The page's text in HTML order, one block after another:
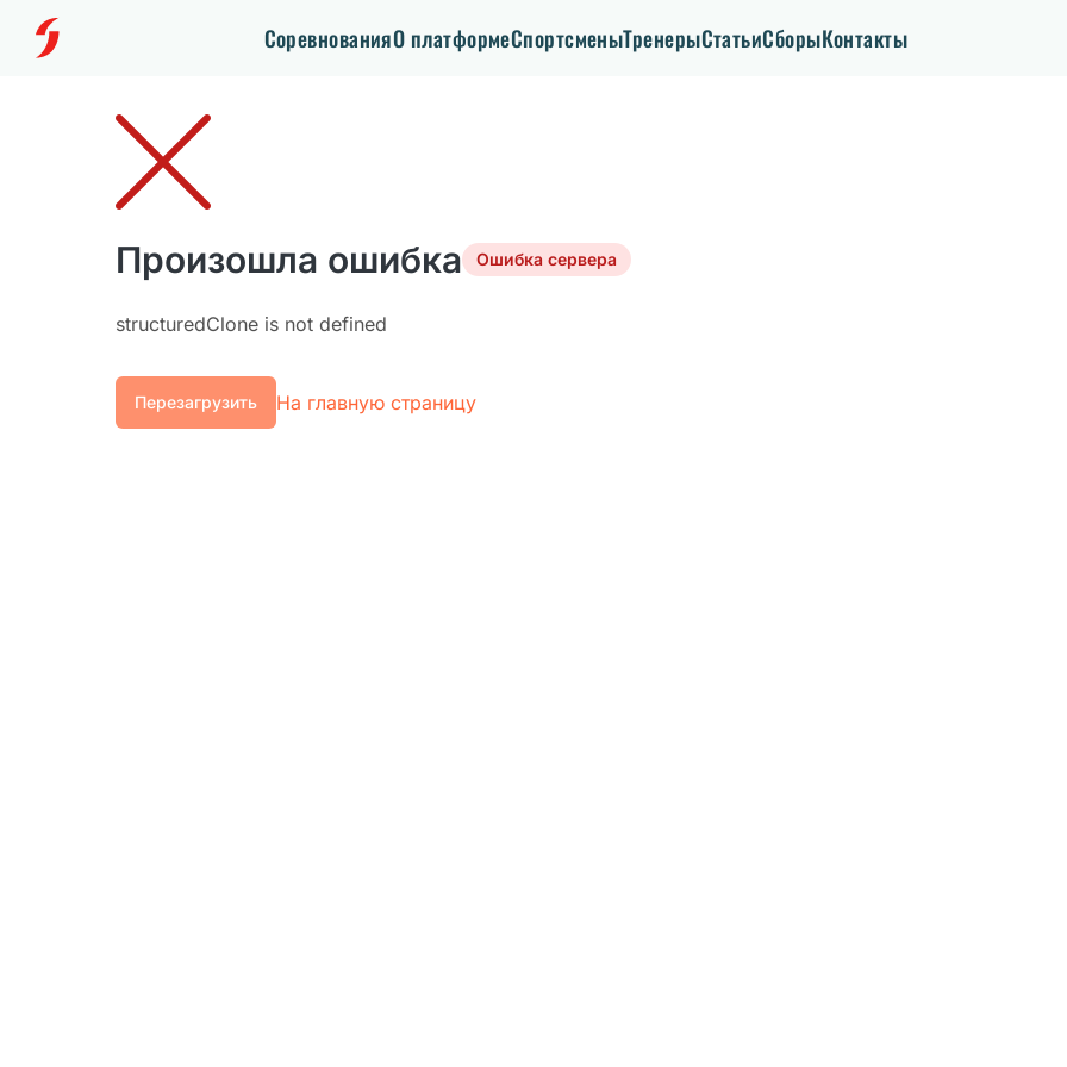
СоревнованияО платформеСпортсменыТренерыСтатьиСборыКонтакты
Произошла ошибка Ошибка сервера
structuredClone is not defined
Перезагрузить На главную страницу